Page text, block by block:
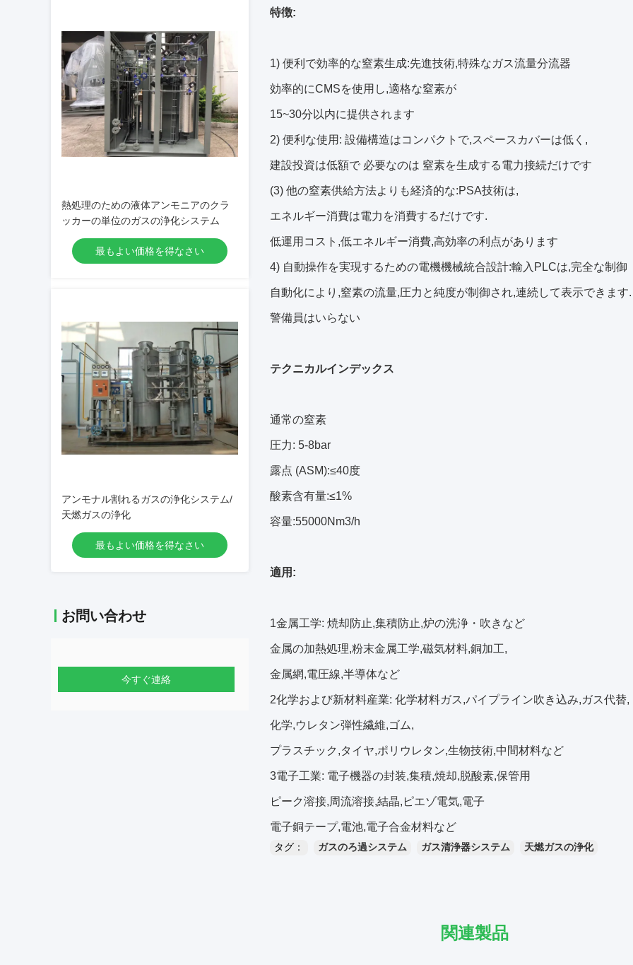
熱処理のための液体アンモニアのクラ
ッカーの単位のガスの浄化システム
最もよい価格を得なさい
アンモナル割れるガスの浄化システム/
天燃ガスの浄化
最もよい価格を得なさい
お問い合わせ
今すぐ連絡
特徴:
1) 便利で効率的な窒素生成:先進技術,特殊なガス流量分流器
効率的にCMSを使用し,適格な窒素が
15~30分以内に提供されます
2) 便利な使用: 設備構造はコンパクトで,スペースカバーは低く,
建設投資は低額で 必要なのは 窒素を生成する電力接続だけです
(3) 他の窒素供給方法よりも経済的な:PSA技術は,
エネルギー消費は電力を消費するだけです.
低運用コスト,低エネルギー消費,高効率の利点があります
4) 自動操作を実現するための電機機械統合設計:輸入PLCは,完全な制御
自動化により,窒素の流量,圧力と純度が制御され,連続して表示できます.
警備員はいらない
テクニカルインデックス
通常の窒素
圧力: 5-8bar
露点 (ASM):≤40度
酸素含有量:≤1%
容量:55000Nm3/h
適用:
1金属工学: 焼却防止,集積防止,炉の洗浄・吹きなど
金属の加熱処理,粉末金属工学,磁気材料,銅加工,
金属網,電圧線,半導体など
2化学および新材料産業: 化学材料ガス,パイプライン吹き込み,ガス代替,
化学,ウレタン弾性繊維,ゴム,
プラスチック,タイヤ,ポリウレタン,生物技術,中間材料など
3電子工業: 電子機器の封装,集積,焼却,脱酸素,保管用
ピーク溶接,周流溶接,結晶,ピエゾ電気,電子
電子銅テープ,電池,電子合金材料など
タグ： ガスのろ過システム ガス清浄器システム 天燃ガスの浄化
関連製品